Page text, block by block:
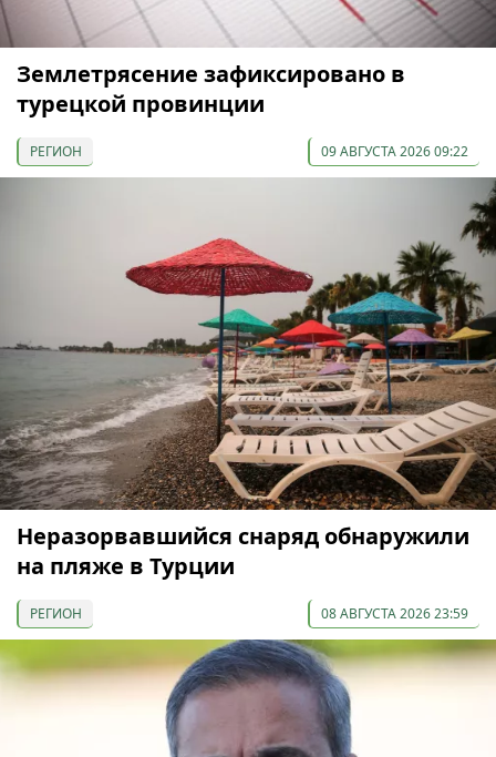
Землетрясение зафиксировано в
турецкой провинции
РЕГИОН 09 АВГУСТА 2026 09:22
Неразорвавшийся снаряд обнаружили
на пляже в Турции
РЕГИОН 08 АВГУСТА 2026 23:59